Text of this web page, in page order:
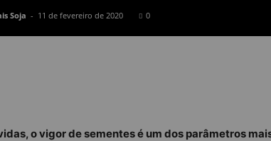
Soja - 11 de fevereiro de 2020 0
o vigor de sementes é um dos parâmetros